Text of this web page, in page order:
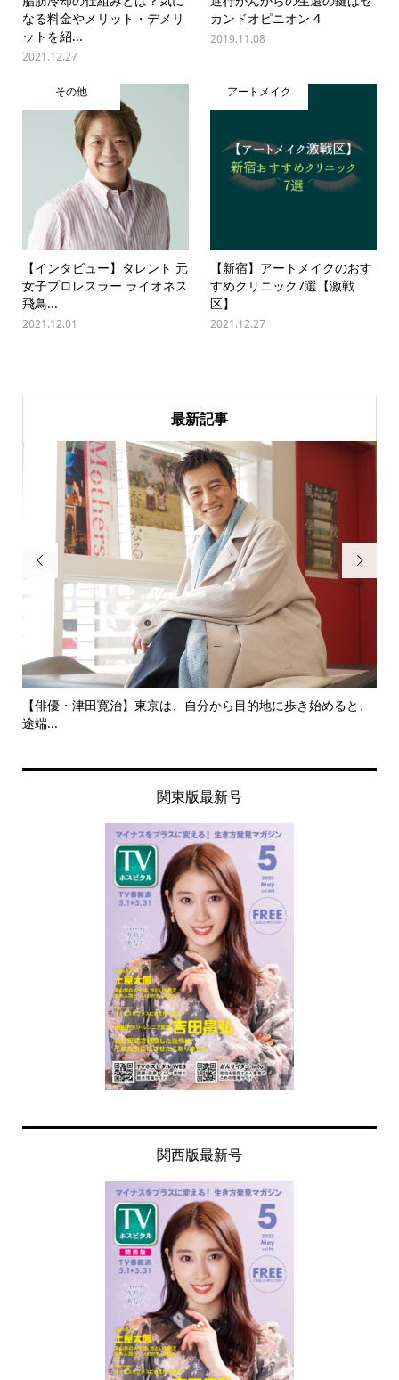
なる料金やメリット・デメリ
ットを紹...
2021.12.27
カンドオピニオン 4
2019.11.08
その他
【インタビュー】タレント 元
女子プロレスラー ライオネス
飛鳥...
2021.12.01
アートメイク
【新宿】アートメイクのおす
すめクリニック7選【激戦
区】
2021.12.27
最新記事

【俳優・津田寛治】東京は、自分から目的地に歩き始めると、
途端...

関東版最新号
関西版最新号